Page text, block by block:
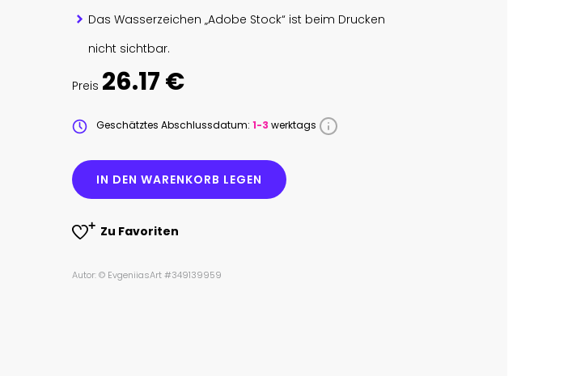
Das Wasserzeichen „Adobe Stock“ ist beim Drucken
nicht sichtbar.
Preis 26.17 €
Geschätztes Abschlussdatum: 1-3 werktags
IN DEN WARENKORB LEGEN
Zu Favoriten
Autor: © EvgeniiasArt #349139959